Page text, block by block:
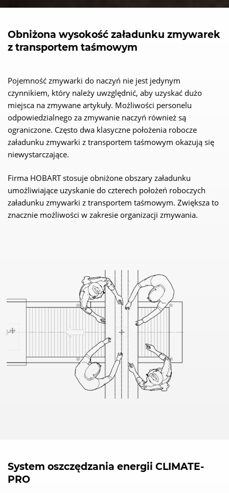
Obniżona wysokość załadunku zmywarek
z transportem taśmowym
Pojemność zmywarki do naczyń nie jest jedynym
czynnikiem, który należy uwzględnić, aby uzyskać dużo
miejsca na zmywane artykuły. Możliwości personelu
odpowiedzialnego za zmywanie naczyń również są
ograniczone. Często dwa klasyczne położenia robocze
załadunku zmywarki z transportem taśmowym okazują się
niewystarczające.
Firma HOBART stosuje obniżone obszary załadunku
umożliwiające uzyskanie do czterech położeń roboczych
załadunku zmywarki z transportem taśmowym. Zwiększa to
znacznie możliwości w zakresie organizacji zmywania.
System oszczędzania energii CLIMATE-
PRO